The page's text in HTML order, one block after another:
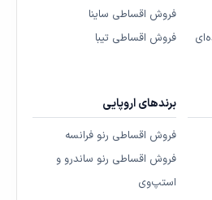
فروش اقساطی ساینا
فروش اقساطی تیبا
برندهای اروپایی
فروش اقساطی رنو فرانسه
فروش اقساطی رنو ساندرو و
استپ‌وی